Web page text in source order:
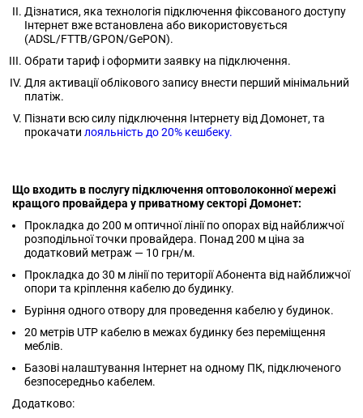
Дізнатися, яка технологія підключення фіксованого доступу
Інтернет вже встановлена або використовується
(ADSL/FTTB/GPON/GePON).
Обрати тариф і оформити заявку на підключення.
Для активації облікового запису внести перший мінімальний
платіж.
Пізнати всю силу підключення Інтернету від Домонет, та
прокачати лояльність до 20% кешбеку.
Що входить в послугу підключення оптоволоконної мережі
кращого провайдера у приватному секторі Домонет:
Прокладка до 200 м оптичної лінії по опорах від найближчої
розподільної точки провайдера. Понад 200 м ціна за
додатковий метраж — 10 грн/м.
Прокладка до 30 м лінії по території Абонента від найближчої
опори та кріплення кабелю до будинку.
Буріння одного отвору для проведення кабелю у будинок.
20 метрів UTP кабелю в межах будинку без переміщення
меблів.
Базові налаштування Інтернет на одному ПК, підключеного
безпосередньо кабелем.
Додатково: